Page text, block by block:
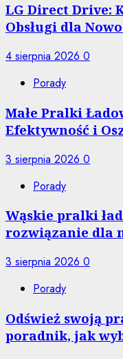
LG Direct Drive:
Obsługi dla
4 sierpnia 2026 0
Porady
Małe Pralki
Efektywność i
3 sierpnia 2026 0
Porady
Wąskie pralki
rozwiązanie dla
3 sierpnia 2026 0
Porady
Odśwież swoją
poradnik, jak